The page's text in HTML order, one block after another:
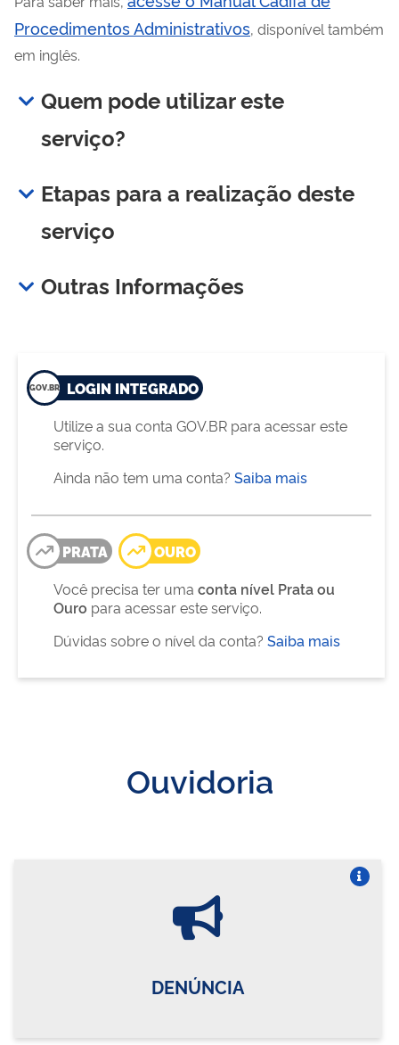
Procedimentos Administrativos, disponível também
em inglês.
Quem pode utilizar este
serviço?
Etapas para a realização deste
serviço
Outras Informações
LOGIN INTEGRADO
Utilize a sua conta GOV.BR para acessar este
serviço.
Ainda não tem uma conta? Saiba mais
PRATA
OURO
Você precisa ter uma conta nível Prata ou
Ouro para acessar este serviço.
Dúvidas sobre o nível da conta? Saiba mais
Ouvidoria
DENÚNCIA